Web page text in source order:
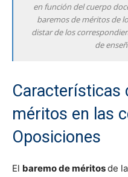
en función del cuerpo
baremos de méritos de
distar de los
de
Características
méritos en las
Oposiciones
El baremo de méritosde